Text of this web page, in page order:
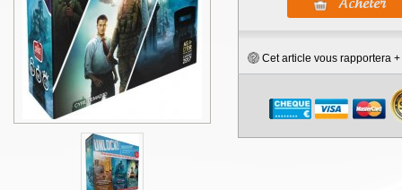
Cet article vous rapportera +